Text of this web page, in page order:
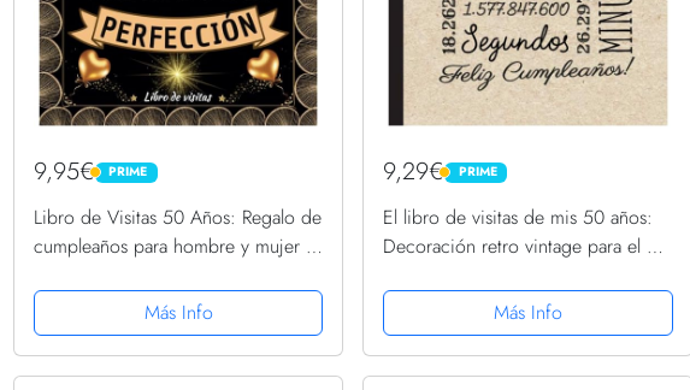
9,95€ PRIME
PRIME
Libro de Visitas 50 Años: Regalo de
cumpleaños para hombre y mujer |
dedicatorias, recuerdos,
felicitaciones y fotos de los
invitados.
Más Info
9,29€ PRIME
PRIME
El libro de visitas de mis 50 años:
Decoración retro vintage para el 50
para hombre y mujer - 50 años -
Libro de firmas para...
Más Info